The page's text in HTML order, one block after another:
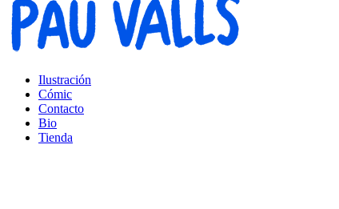
Ilustración
Cómic
Contacto
Bio
Tienda